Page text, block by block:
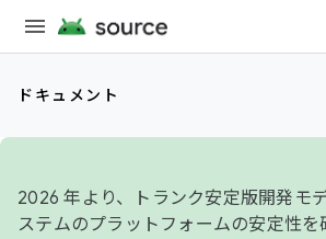
ドキュメント
2026 年より、トランク安定版開発モ
ステムのプラットフォームの安定性